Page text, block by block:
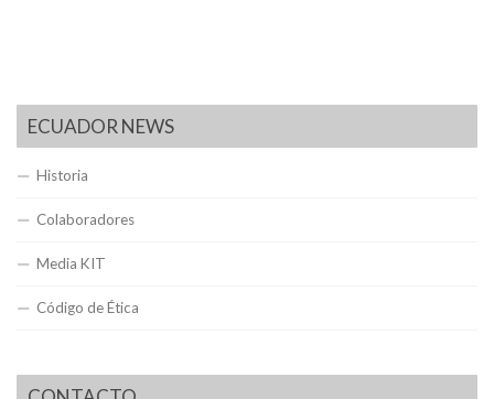
ECUADOR NEWS
Historia
Colaboradores
Media KIT
Código de Ética